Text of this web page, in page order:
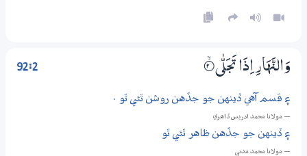
92:2 وَالنَّهَارِ اِذَا تَجَلّٰى 2‏۝ۙ
۽ قسم آهي ڏينهن جو جڏهن روشن ٿئي ٿو .
— مولانا محمد ادريس ڏاھري
۽ ڏينهن جو جڏهن ظاهر ٿئي ٿو
— مولانا محمد مدني